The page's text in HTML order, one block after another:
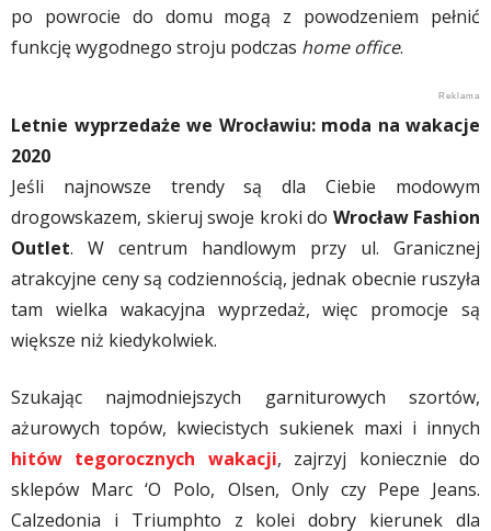
po powrocie do domu mogą z powodzeniem pełnić
funkcję wygodnego stroju podczas home office.
Letnie wyprzedaże we Wrocławiu: moda na wakacje
2020
Jeśli najnowsze trendy są dla Ciebie modowym
drogowskazem, skieruj swoje kroki do Wrocław Fashion
Outlet. W centrum handlowym przy ul. Granicznej
atrakcyjne ceny są codziennością, jednak obecnie ruszyła
tam wielka wakacyjna wyprzedaż, więc promocje są
większe niż kiedykolwiek.
Szukając najmodniejszych garniturowych szortów,
ażurowych topów, kwiecistych sukienek maxi i innych
hitów tegorocznych wakacji, zajrzyj koniecznie do
sklepów Marc ‘O Polo, Olsen, Only czy Pepe Jeans.
Calzedonia i Triumphto z kolei dobry kierunek dla